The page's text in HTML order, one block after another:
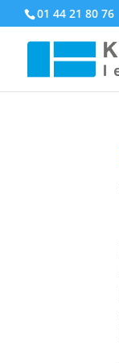
01 44 21 80 76